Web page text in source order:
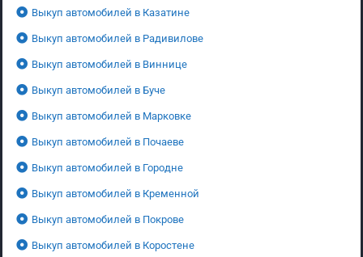
Выкуп автомобилей в Казатине
Выкуп автомобилей в Радивилове
Выкуп автомобилей в Виннице
Выкуп автомобилей в Буче
Выкуп автомобилей в Марковке
Выкуп автомобилей в Почаеве
Выкуп автомобилей в Городне
Выкуп автомобилей в Кременной
Выкуп автомобилей в Покрове
Выкуп автомобилей в Коростене